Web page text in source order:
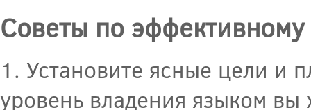
Советы по
1. Установите ясные цели и
уровень владения языком вы